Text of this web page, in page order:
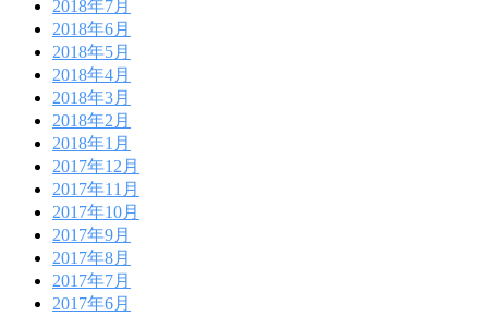
2018年7月
2018年6月
2018年5月
2018年4月
2018年3月
2018年2月
2018年1月
2017年12月
2017年11月
2017年10月
2017年9月
2017年8月
2017年7月
2017年6月